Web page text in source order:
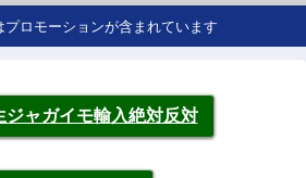
ロモーションが含まれています
ジャガイモ輸入絶対反対